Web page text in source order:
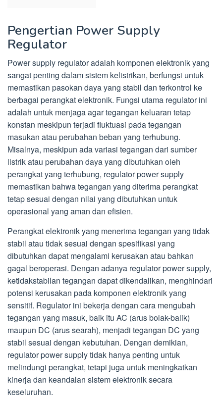
Pengertian Power Supply
Regulator
Power supply regulator adalah komponen elektronik yang
sangat penting dalam sistem kelistrikan, berfungsi untuk
memastikan pasokan daya yang stabil dan terkontrol ke
berbagai perangkat elektronik. Fungsi utama regulator ini
adalah untuk menjaga agar tegangan keluaran tetap
konstan meskipun terjadi fluktuasi pada tegangan
masukan atau perubahan beban yang terhubung.
Misalnya, meskipun ada variasi tegangan dari sumber
listrik atau perubahan daya yang dibutuhkan oleh
perangkat yang terhubung, regulator power supply
memastikan bahwa tegangan yang diterima perangkat
tetap sesuai dengan nilai yang dibutuhkan untuk
operasional yang aman dan efisien.
Perangkat elektronik yang menerima tegangan yang tidak
stabil atau tidak sesuai dengan spesifikasi yang
dibutuhkan dapat mengalami kerusakan atau bahkan
gagal beroperasi. Dengan adanya regulator power supply,
ketidakstabilan tegangan dapat dikendalikan, menghindari
potensi kerusakan pada komponen elektronik yang
sensitif. Regulator ini bekerja dengan cara mengubah
tegangan yang masuk, baik itu AC (arus bolak-balik)
maupun DC (arus searah), menjadi tegangan DC yang
stabil sesuai dengan kebutuhan. Dengan demikian,
regulator power supply tidak hanya penting untuk
melindungi perangkat, tetapi juga untuk meningkatkan
kinerja dan keandalan sistem elektronik secara
keseluruhan.